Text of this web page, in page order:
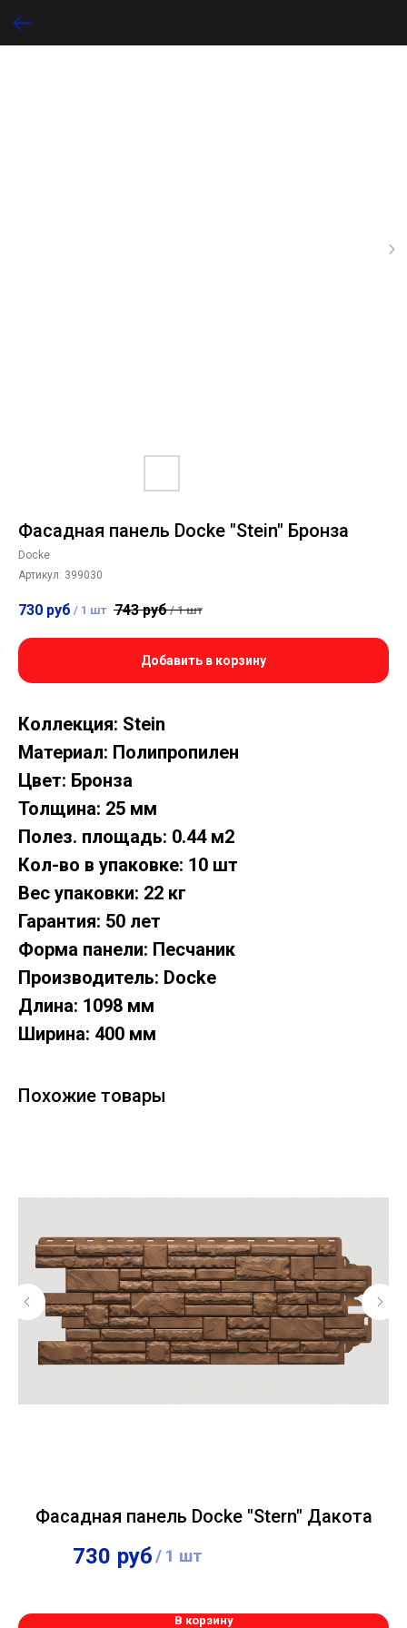
Фасадная панель Docke "Stein" Бронза
Docke
Артикул: 399030
730 руб / 1 шт 743 руб / 1 шт
Добавить в корзину
Коллекция: Stein
Материал: Полипропилен
Цвет: Бронза
Толщина: 25 мм
Полез. площадь: 0.44 м2
Кол-во в упаковке: 10 шт
Вес упаковки: 22 кг
Гарантия: 50 лет
Форма панели: Песчаник
Производитель: Docke
Длина: 1098 мм
Ширина: 400 мм
Похожие товары
Фасадная панель Docke "Stern" Дакота
730 руб/ 1 шт
В корзину